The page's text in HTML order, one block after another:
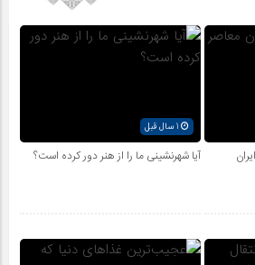
آیا شهرنشینی ما را از هنر دور کرده است؟